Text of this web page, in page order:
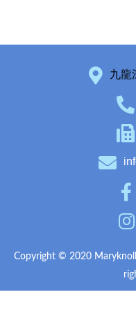
九龍
Copyright © 2020 Maryknoll